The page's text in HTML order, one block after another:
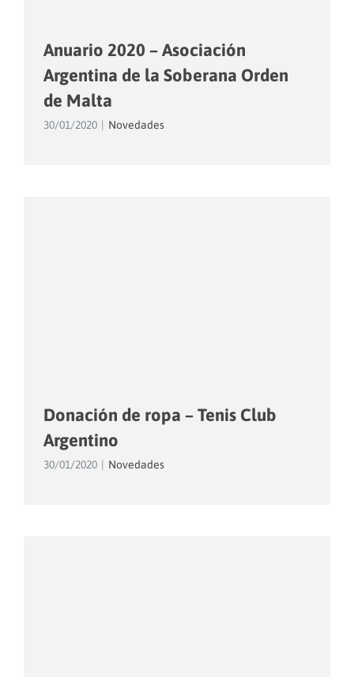
Anuario 2020 – Asociación
Argentina de la Soberana Orden
de Malta
30/01/2020 Novedades
Donación de ropa – Tenis Club
Argentino
30/01/2020 Novedades